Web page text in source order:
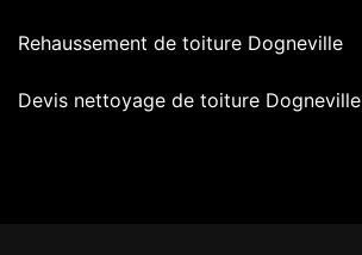
Rehaussement de toiture Dogneville
Devis nettoyage de toiture Dogneville